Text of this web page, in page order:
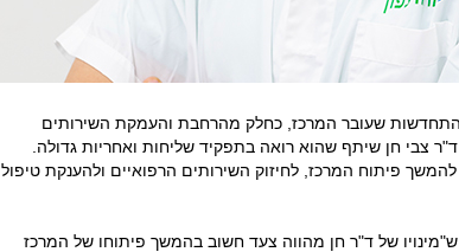
שעובר המרכז, כחלק מהרחבת והעמקת השירותים
צבי חן שיתף שהוא רואה בתפקיד שליחות ואחריות גדולה.
פיתוח המרכז, לחיזוק השירותים הרפואיים ולהענקת טיפול
ש"מינויו של ד"ר חן מהווה צעד חשוב בהמשך פיתוחו של המרכז